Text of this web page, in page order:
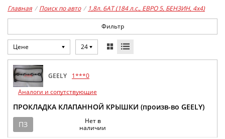
Главная / Поиск по авто / 1,8л. 6AT (184 л.с., ЕВРО 5, БЕНЗИН, 4x4)
Фильтр
Цене 24
GEELY
1***0
Аналоги и сопутствующие
ПРОКЛАДКА КЛАПАННОЙ КРЫШКИ (произв-во GEELY)
ПЗ
Нет в
наличии